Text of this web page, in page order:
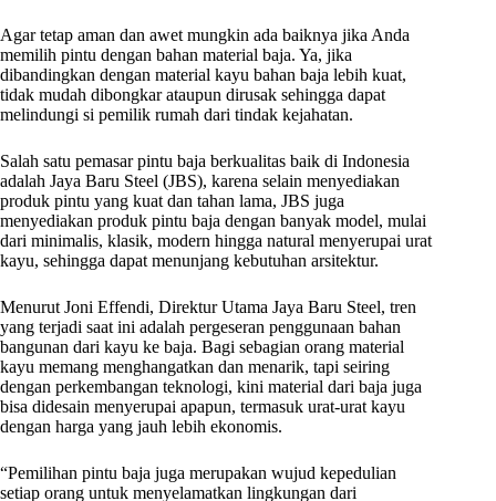
Agar tetap aman dan awet mungkin ada baiknya jika Anda
memilih pintu dengan bahan material baja. Ya, jika
dibandingkan dengan material kayu bahan baja lebih kuat,
tidak mudah dibongkar ataupun dirusak sehingga dapat
melindungi si pemilik rumah dari tindak kejahatan.
Salah satu pemasar pintu baja berkualitas baik di Indonesia
adalah Jaya Baru Steel (JBS), karena selain menyediakan
produk pintu yang kuat dan tahan lama, JBS juga
menyediakan produk pintu baja dengan banyak model, mulai
dari minimalis, klasik, modern hingga natural menyerupai urat
kayu, sehingga dapat menunjang kebutuhan arsitektur.
Menurut Joni Effendi, Direktur Utama Jaya Baru Steel, tren
yang terjadi saat ini adalah pergeseran penggunaan bahan
bangunan dari kayu ke baja. Bagi sebagian orang material
kayu memang menghangatkan dan menarik, tapi seiring
dengan perkembangan teknologi, kini material dari baja juga
bisa didesain menyerupai apapun, termasuk urat-urat kayu
dengan harga yang jauh lebih ekonomis.
“Pemilihan pintu baja juga merupakan wujud kepedulian
setiap orang untuk menyelamatkan lingkungan dari